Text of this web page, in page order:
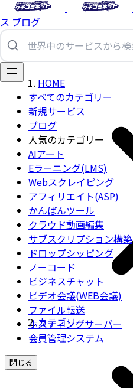
ス ブログ
すべてのカテゴリー
新規サービス
ブログ
人気のカテゴリー
AIアート
Eラーニング(LMS)
Webスクレイピング
アフィリエイト(ASP)
かんばんツール
クラウド動画編集
サブスクリプション構築
ドロップシッピング
ノーコード
ビジネスチャット
ビデオ会議(WEB会議)
ファイル転送
ホスティングサーバー
会員管理システム
閉じる
HOME
カテゴリー